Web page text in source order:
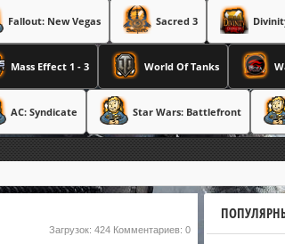
Fallout: New Vegas Sacred 3
Mass Effect 1 - 3 World Of Tanks
AC: Syndicate Star Wars: Battlefront
Загрузок: 424 Комментариев: 0